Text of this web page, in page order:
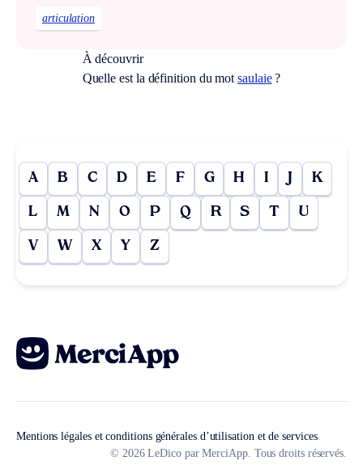
articulation
À découvrir
Quelle est la définition du motsaulaie?
A B C D E F G H I J K
L M N O P Q R S T U
V W X Y Z
Mentions légales et conditions générales d’utilisation et de services
© 2026 LeDico par MerciApp. Tous droits réservés.